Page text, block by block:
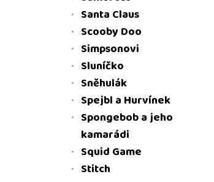
Santa Claus
Scooby Doo
Simpsonovi
Sluníčko
Sněhulák
Spejbl a Hurvínek
Spongebob a jeho
kamarádi
Squid Game
Stitch